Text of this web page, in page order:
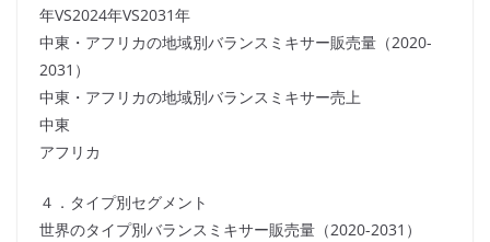
年VS2024年VS2031年
中東・アフリカの地域別バランスミキサー販売量（2020-
2031）
中東・アフリカの地域別バランスミキサー売上
中東
アフリカ
４．タイプ別セグメント
世界のタイプ別バランスミキサー販売量（2020-2031）